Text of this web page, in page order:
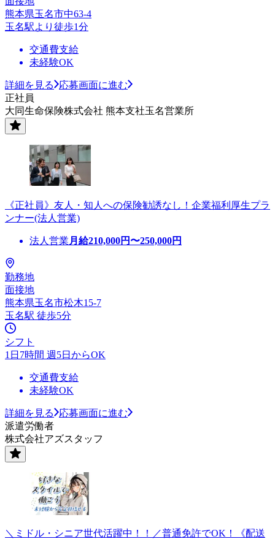
熊本県玉名市中63-4
玉名駅より徒歩1分
交通費支給
未経験OK
詳細を見る
応募画面に進む
正社員
大同生命保険株式会社 熊本支社玉名営業所
《正社員》友人・知人への保険勧誘なし！企業福利厚生プラ
ンナー(法人営業)
法人営業 月給210,000円〜250,000円
勤務地
面接地
熊本県玉名市松木15-7
玉名駅 徒歩5分
シフト
1日7時間 週5日からOK
交通費支給
未経験OK
詳細を見る
応募画面に進む
派遣労働者
株式会社アズスタッフ
＼ミドル・シニア世代活躍中！！／普通免許でOK！《配送